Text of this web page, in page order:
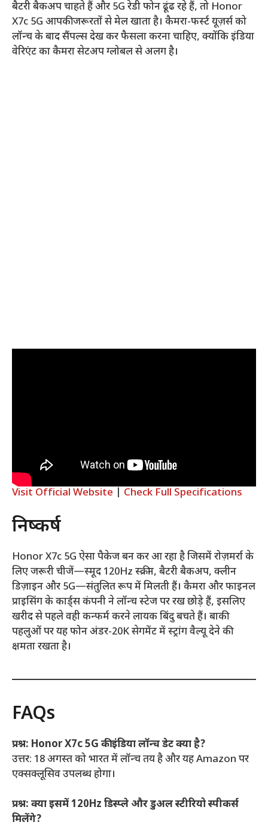
बैटरी बैकअप चाहते हैं और 5G रेडी फोन ढूंढ रहे हैं, तो Honor
X7c 5G आपकी जरूरतों से मेल खाता है। कैमरा-फर्स्ट यूज़र्स को
लॉन्च के बाद सैंपल्स देख कर फैसला करना चाहिए, क्योंकि इंडिया
वेरिएंट का कैमरा सेटअप ग्लोबल से अलग है।
Visit Official Website Check Full Specifications
निष्कर्ष
Honor X7c 5G ऐसा पैकेज बन कर आ रहा है जिसमें रोज़मर्रा के
लिए जरूरी चीजें—स्मूद 120Hz स्क्रीन, बैटरी बैकअप, क्लीन
डिज़ाइन और 5G—संतुलित रूप में मिलती हैं। कैमरा और फाइनल
प्राइसिंग के कार्ड्स कंपनी ने लॉन्च स्टेज पर रख छोड़े हैं, इसलिए
खरीद से पहले वही कन्फर्म करने लायक बिंदु बचते हैं। बाकी
पहलुओं पर यह फोन अंडर-20K सेगमेंट में स्ट्रांग वैल्यू देने की
क्षमता रखता है।
FAQs
प्रश्न: Honor X7c 5G की इंडिया लॉन्च डेट क्या है?
उत्तर: 18 अगस्त को भारत में लॉन्च तय है और यह Amazon पर
एक्सक्लूसिव उपलब्ध होगा।
प्रश्न: क्या इसमें 120Hz डिस्प्ले और डुअल स्टीरियो स्पीकर्स